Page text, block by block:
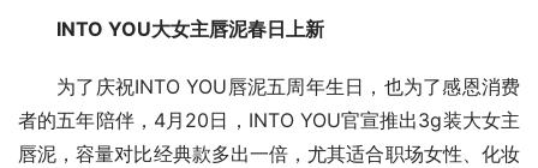
INTO YOU大女主唇泥春日上新
为了庆祝INTO YOU唇泥五周年生日，也为了感恩消费
者的五年陪伴，4月20日，INTO YOU官宣推出3g装大女主
唇泥，容量对比经典款多出一倍，尤其适合职场女性、化妆